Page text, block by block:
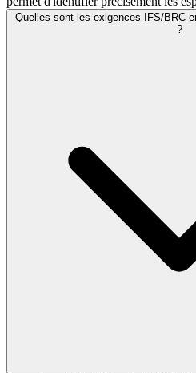
Quelles sont les exigences IFS/BRC
?